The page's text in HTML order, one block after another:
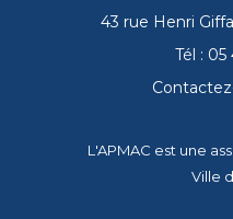
43 rue Henri
Tél : 05
L'APMAC est une
Ville